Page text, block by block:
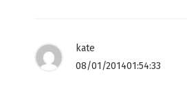
kate
08/01/201401:54:33